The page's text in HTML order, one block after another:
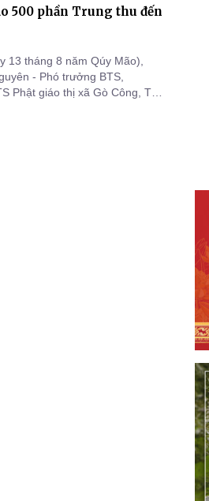
500 phần Trung thu đến
13 tháng 8 năm Qúy Mão),
- Phó trưởng BTS,
Phật giáo thị xã Gò Công, Trụ